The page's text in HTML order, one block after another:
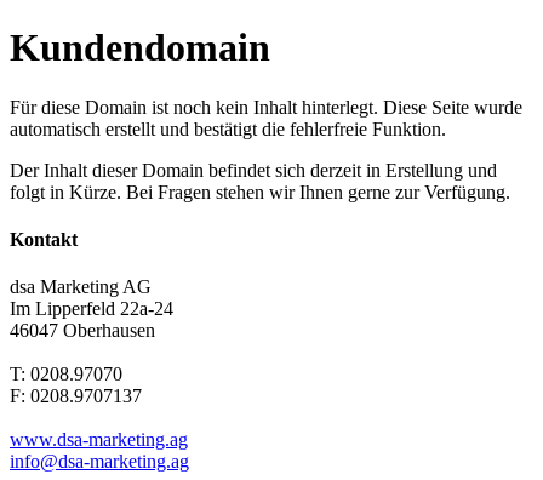
Kundendomain
Für diese Domain ist noch kein Inhalt hinterlegt. Diese Seite wurde
automatisch erstellt und bestätigt die fehlerfreie Funktion.
Der Inhalt dieser Domain befindet sich derzeit in Erstellung und
folgt in Kürze. Bei Fragen stehen wir Ihnen gerne zur Verfügung.
Kontakt
dsa Marketing AG
Im Lipperfeld 22a-24
46047 Oberhausen
T: 0208.97070
F: 0208.9707137
www.dsa-marketing.ag
info@dsa-marketing.ag